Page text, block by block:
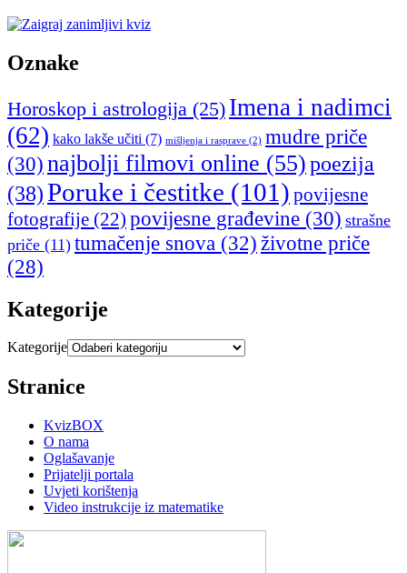
Oznake
Horoskop i astrologija (25) Imena i nadimci
(62) kako lakše učiti (7) mišljenja i rasprave (2) mudre priče
(30) najbolji filmovi online (55)poezija
(38)Poruke i čestitke (101) povijesne
fotografije (22) povijesne građevine (30) strašne
priče (11) tumačenje snova (32) životne priče
(28)
Kategorije
Kategorije
Stranice
KvizBOX
O nama
Oglašavanje
Prijatelji portala
Uvjeti korištenja
Video instrukcije iz matematike